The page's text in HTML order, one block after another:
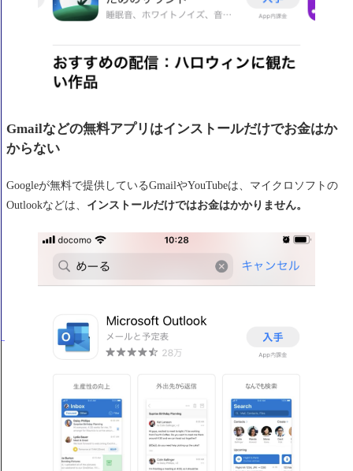
Gmailなどの無料アプリはインストールだけでお金はか
からない
Googleが無料で提供しているGmailやYouTubeは、マイクロソフトの
Outlookなどは、 インストールだけではお金はかかりません。